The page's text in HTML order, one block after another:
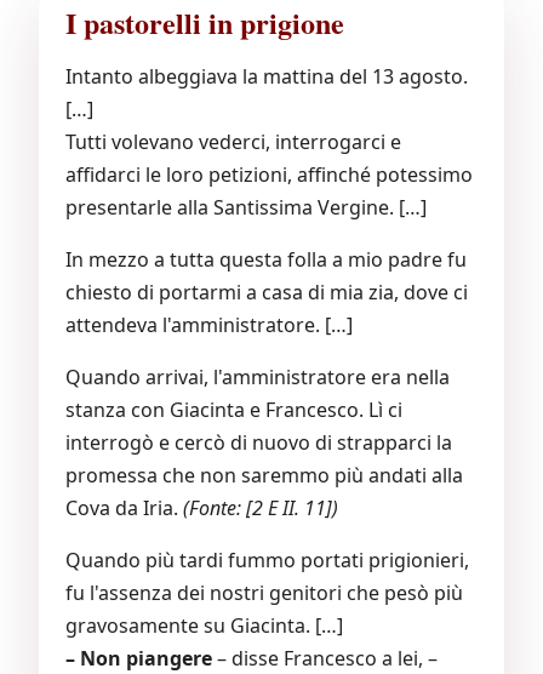
I pastorelli in prigione
Intanto albeggiava la mattina del 13 agosto.
[…]
Tutti volevano vederci, interrogarci e
affidarci le loro petizioni, affinché potessimo
presentarle alla Santissima Vergine. […]
In mezzo a tutta questa folla a mio padre fu
chiesto di portarmi a casa di mia zia, dove ci
attendeva l'amministratore. […]
Quando arrivai, l'amministratore era nella
stanza con Giacinta e Francesco. Lì ci
interrogò e cercò di nuovo di strapparci la
promessa che non saremmo più andati alla
Cova da Iria. (Fonte: [2 E II. 11])
Quando più tardi fummo portati prigionieri,
fu l'assenza dei nostri genitori che pesò più
gravosamente su Giacinta. […]
– Non piangere– disse Francesco a lei, –